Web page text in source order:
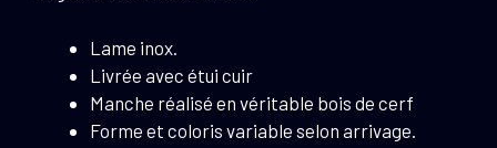
Lame inox.
Livrée avec étui cuir
Manche réalisé en véritable bois de cerf
Forme et coloris variable selon arrivage.